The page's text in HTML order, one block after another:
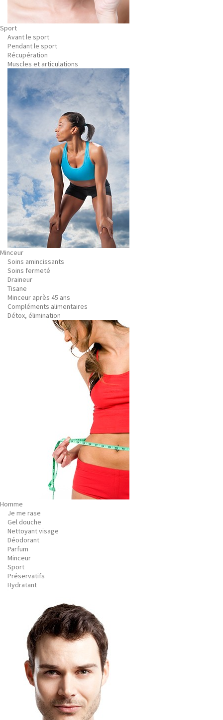
Sport
Avant le sport
Pendant le sport
Récupération
Muscles et articulations
Minceur
Soins amincissants
Soins fermeté
Draineur
Tisane
Minceur après 45 ans
Compléments alimentaires
Détox, élimination
Homme
Je me rase
Gel douche
Nettoyant visage
Déodorant
Parfum
Minceur
Sport
Préservatifs
Hydratant